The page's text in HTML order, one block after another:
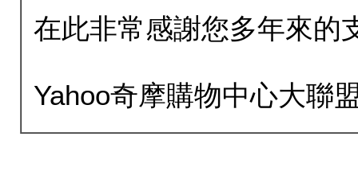
在此非常感謝您多年來的
Yahoo奇摩購物中心大